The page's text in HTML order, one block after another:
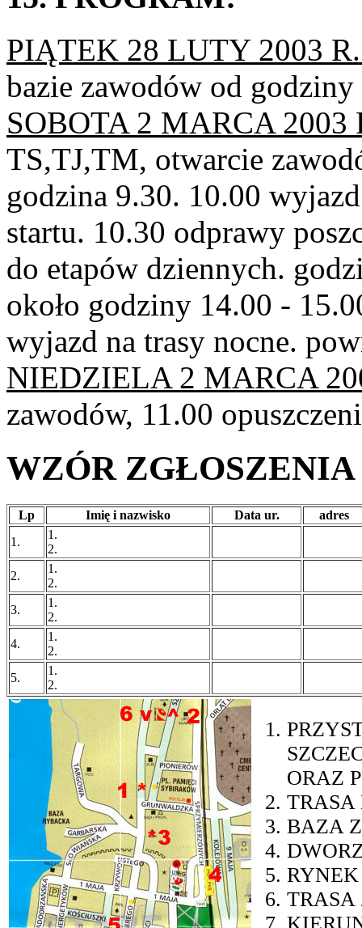
PIĄTEK 28 LUTY 2003
bazie zawodów od
SOBOTA 2 MARCA 2003
TS,TJ,TM, otwarcie
godzina 9.30. 10.00
startu. 10.30 odprawy
do etapów dziennych.
około godziny 14.00 -
wyjazd na trasy nocne.
NIEDZIELA 2 MARCA
zawodów, 11.00
WZÓR ZGŁOSZENIA
Lp Imię i nazwisko Data ur.
adres
1.
1.
2.
2.
1.
2.
3.
1.
2.
4.
1.
2.
5.
1.
2.
ORAZ
TRASA
BAZA
TRASA